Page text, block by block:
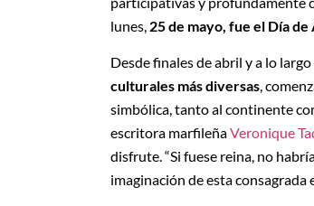
lunes, 25 de mayo, fue el Día
Desde finales de abril y a lo
culturales más diversas,
simbólica, tanto al continente
escritora marfileñaVeronique
disfrute. “Si fuese reina, no
imaginación de esta consagrada